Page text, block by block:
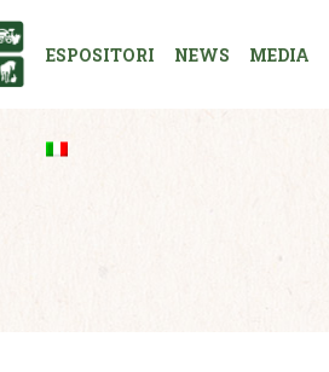
ESPOSITORI NEWS MEDIA